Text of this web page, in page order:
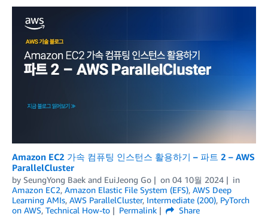
Amazon EC2 가속 컴퓨팅 인스턴스 활용하기 – 파트 2 – AWS
ParallelCluster
by SeungYong Baek and EuiJeong Go on 04 10월 2024
in
Amazon EC2, Amazon Elastic File System (EFS), AWS Deep
Learning AMIs, AWS ParallelCluster, Intermediate (200), PyTorch
on AWS, Technical How-to Permalink
Share